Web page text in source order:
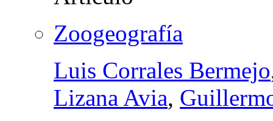
Zoogeografía
Luis Corrales Bermejo
Lizana Avia,